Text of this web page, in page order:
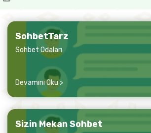
SohbetTarz
Sohbet Odaları
Devamını Oku >
Sizin Mekan Sohbet